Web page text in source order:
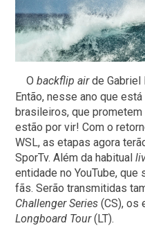
O backflip airde Gabriel
Então, nesse ano que
brasileiros, que
estão por vir! Com o
WSL, as etapas agora
SporTv. Além da habitual
entidade no YouTube,
fãs. Serão transmitidas
Challenger Series (CS), os
Longboard Tour(LT).